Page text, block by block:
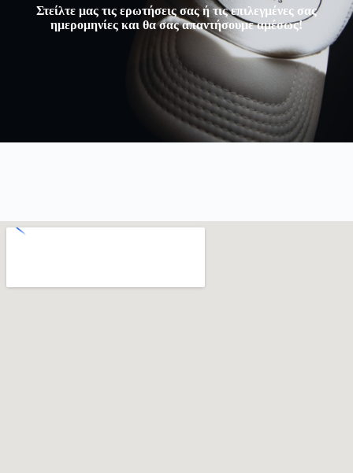
Στείλτε μας τις ερωτήσεις σας ή τις επιλεγμένες σας
ημερομηνίες και θα σας απαντήσουμε αμέσως!